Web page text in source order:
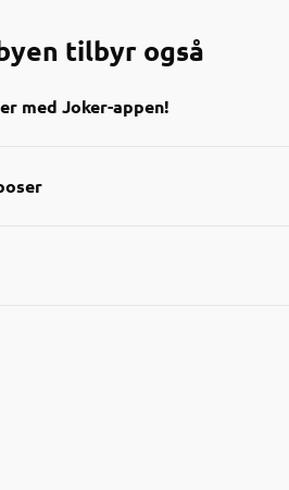
tilbyr også
med Joker-appen!
enkelt finne nedprisede datovarer i